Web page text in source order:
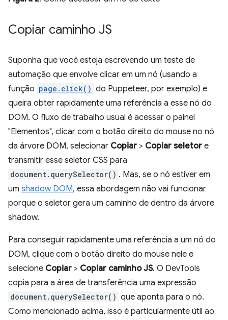
Copiar caminho JS
Suponha que você esteja escrevendo um teste de
automação que envolve clicar em um nó (usando a
função page.click() do Puppeteer, por exemplo) e
queira obter rapidamente uma referência a esse nó do
DOM. O fluxo de trabalho usual é acessar o painel
"Elementos", clicar com o botão direito do mouse no nó
da árvore DOM, selecionar Copiar > Copiar seletor e
transmitir esse seletor CSS para
document.querySelector() . Mas, se o nó estiver em
um shadow DOM, essa abordagem não vai funcionar
porque o seletor gera um caminho de dentro da árvore
shadow.
Para conseguir rapidamente uma referência a um nó do
DOM, clique com o botão direito do mouse nele e
selecione Copiar > Copiar caminho JS. O DevTools
copia para a área de transferência uma expressão
document.querySelector() que aponta para o nó.
Como mencionado acima, isso é particularmente útil ao